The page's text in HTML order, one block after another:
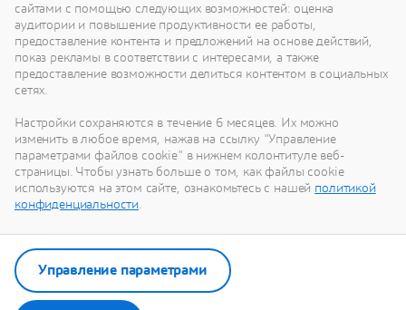
Перейти к устойчивому развитию
Наши последние новости
Смотрите все пресс-релизы и материалы для
СМИ от Dassault Systèmes.
Перейти в отдел новостей
сайтами с помощью следующих возможностей: оценка
аудитории и повышение продуктивности ее работы,
предоставление контента и предложений на основе действий,
показ рекламы в соответствии с интересами, а также
предоставление возможности делиться контентом в социальных
сетях.
Настройки сохраняются в течение 6 месяцев. Их можно
изменить в любое время, нажав на ссылку "Управление
параметрами файлов cookie" в нижнем колонтитуле веб-
страницы. Чтобы узнать больше о том, как файлы cookie
используются на этом сайте, ознакомьтесь с нашей политикой
конфиденциальности.
Управление параметрами